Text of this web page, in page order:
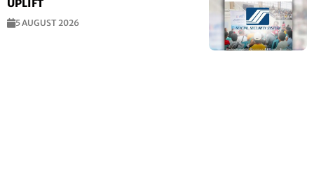
UPLIFT
5 AUGUST 2026